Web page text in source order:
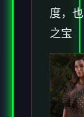
度，
之宝